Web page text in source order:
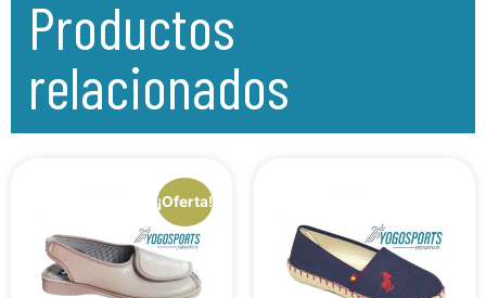
Productos
relacionados
¡Oferta!